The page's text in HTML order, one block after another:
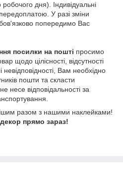
дня). Індивідуальні
У разі зміни
попередимо Вас
посилки на пошті просимо
щодо цілісності, відсутності
Вам необхідно
пошти та скласти
несе відповідальності за
разом з нашими наклейками!
прямо зараз!